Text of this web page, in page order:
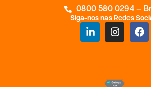
0800 580 0294 —
Siga-nos nas Redes